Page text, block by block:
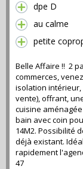
dpe D
au calme
petite
Belle Affaire !! 2
commerces,
isolation
vente), offrant,
cuisine
bain avec coin
14M2. Possibilité
déjà existant.
rapidement
47